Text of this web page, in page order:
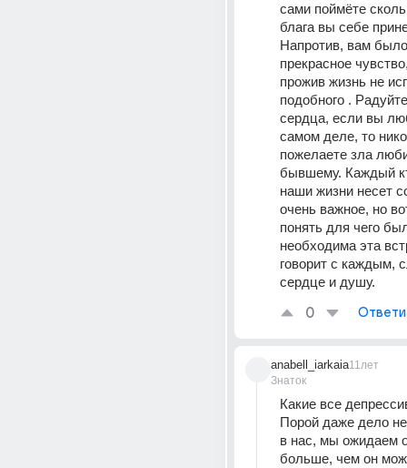
сами поймёте
блага вы себе
Напротив, вам
прекрасное
прожив жизнь не
подобного .
сердца, если вы
самом деле, то
пожелаете зла
бывшему. Каждый
наши жизни несет
очень важное, но
понять для чего
необходима эта
говорит с каждым,
сердце и душу.
0
anabell_iarkaia
Знаток
11лет
Какие все
Порой даже дело
в нас, мы ожидаем
больше, чем он